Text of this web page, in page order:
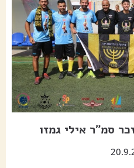
סמ"ר אילי גמזו